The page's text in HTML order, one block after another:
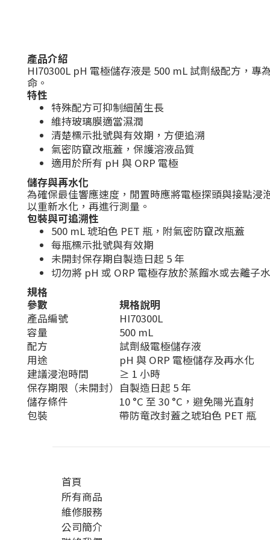
產品介紹
HI70300L pH 電極儲存液是 500 mL 試劑級配方，
命。
特性
特殊配方可抑制細菌生長
維持玻璃膜適當濕潤
清楚標示批號與有效期，方便追溯
氣密防竄改瓶蓋，保護溶液品質
適用於所有 pH 與 ORP 電極
儲存與再水化
為確保最佳響應速度，閒置時應將電極探頭與接點
以重新水化，再進行測量。
包裝與可追溯性
500 mL 琥珀色 PET 瓶，附氣密防竄改瓶蓋
每瓶標示批號與有效期
未開封保存期自製造日起 5 年
切勿將 pH 或 ORP 電極存放於蒸餾水或去離子
規格
參數
規格說明
產品編號
HI70300L
容量
500 mL
配方
試劑級電極儲存液
用途
pH 與 ORP 電極儲存及再水化
建議浸泡時間
≥ 1 小時
保存期限（未開封） 自製造日起 5 年
儲存條件
10 °C 至 30 °C，避免陽光直射
包裝
帶防竜改封蓋之琥珀色 PET 瓶
首頁
所有商品
維修服務
公司簡介